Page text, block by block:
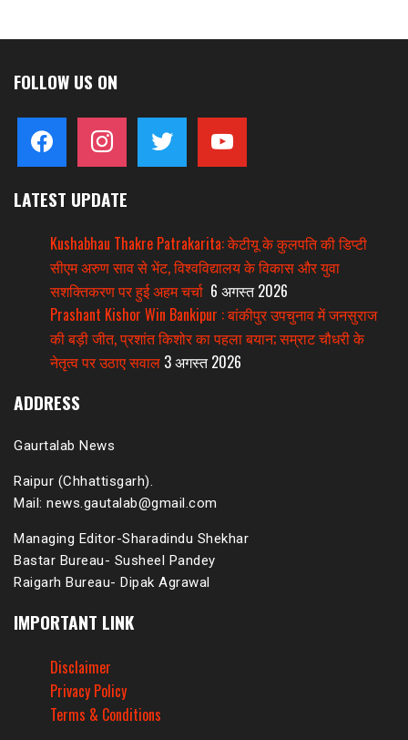
FOLLOW US ON
facebook instagram twitter youtube
LATEST UPDATE
Kushabhau Thakre Patrakarita: केटीयू के कुलपति की डिप्टी
सीएम अरुण साव से भेंट, विश्वविद्यालय के विकास और युवा
सशक्तिकरण पर हुई अहम चर्चा 6 अगस्त 2026
Prashant Kishor Win Bankipur : बांकीपुर उपचुनाव में जनसुराज
की बड़ी जीत, प्रशांत किशोर का पहला बयान; सम्राट चौधरी के
नेतृत्व पर उठाए सवाल 3 अगस्त 2026
ADDRESS
Gaurtalab News
Raipur (Chhattisgarh).
Mail: news.gautalab@gmail.com
Managing Editor-Sharadindu Shekhar
Bastar Bureau- Susheel Pandey
Raigarh Bureau- Dipak Agrawal
IMPORTANT LINK
Disclaimer
Privacy Policy
Terms & Conditions